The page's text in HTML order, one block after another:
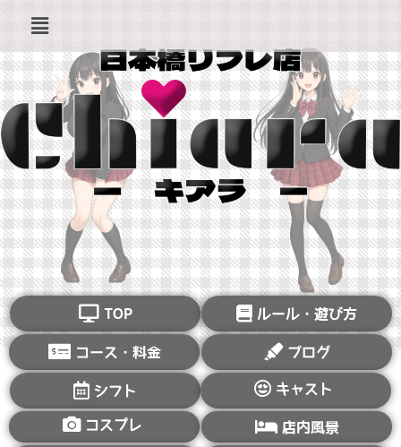
TOP ルール・遊び方
コース・料金 ブログ
シフト キャスト
コスプレ 店内風景